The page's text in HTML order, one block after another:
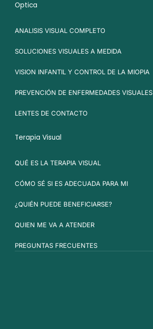
Optica
ANALISIS VISUAL COMPLETO
SOLUCIONES VISUALES A MEDIDA
VISION INFANTIL Y CONTROL DE LA MIOPIA
PREVENCIÓN DE ENFERMEDADES VISUALES
LENTES DE CONTACTO
Terapia Visual
QUÉ ES LA TERAPIA VISUAL
CÓMO SÉ SI ES ADECUADA PARA MI
¿QUIÉN PUEDE BENEFICIARSE?
QUIEN ME VA A ATENDER
PREGUNTAS FRECUENTES